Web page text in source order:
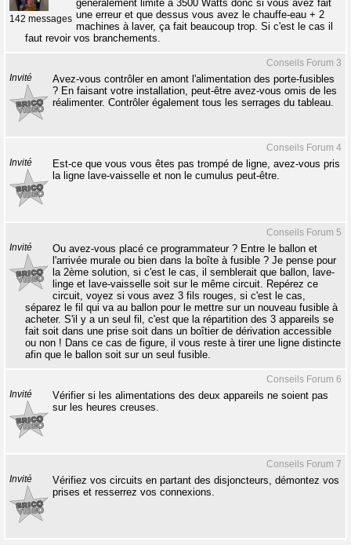
142 messages
généralement limité à 3500 Watts donc si vous avez fait
une erreur et que dessus vous avez le chauffe-eau + 2
machines à laver, ça fait beaucoup trop. Si c'est le cas il
faut revoir vos branchements.
Conseils Forum 3
Invité
Avez-vous contrôler en amont l'alimentation des porte-fusibles
? En faisant votre installation, peut-être avez-vous omis de les
réalimenter. Contrôler également tous les serrages du tableau.
Conseils Forum 4
Invité
Est-ce que vous vous êtes pas trompé de ligne, avez-vous pris
la ligne lave-vaisselle et non le cumulus peut-être.
Conseils Forum 5
Invité
Ou avez-vous placé ce programmateur ? Entre le ballon et
l'arrivée murale ou bien dans la boîte à fusible ? Je pense pour
la 2ème solution, si c'est le cas, il semblerait que ballon, lave-
linge et lave-vaisselle soit sur le même circuit. Repérez ce
circuit, voyez si vous avez 3 fils rouges, si c'est le cas,
séparez le fil qui va au ballon pour le mettre sur un nouveau fusible à
acheter. S'il y a un seul fil, c'est que la répartition des 3 appareils se
fait soit dans une prise soit dans un boîtier de dérivation accessible
ou non ! Dans ce cas de figure, il vous reste à tirer une ligne distincte
afin que le ballon soit sur un seul fusible.
Conseils Forum 6
Invité
Vérifier si les alimentations des deux appareils ne soient pas
sur les heures creuses.
Conseils Forum 7
Invité
Vérifiez vos circuits en partant des disjoncteurs, démontez vos
prises et resserrez vos connexions.